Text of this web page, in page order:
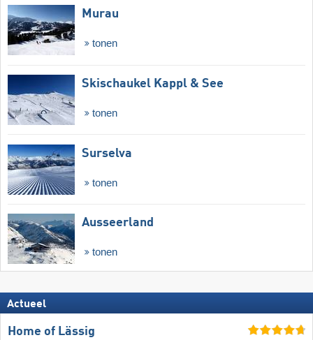
Murau
tonen
Skischaukel Kappl & See
tonen
Surselva
tonen
Ausseerland
tonen
Actueel
Home of Lässig